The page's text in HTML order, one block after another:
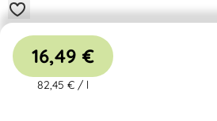
16,49 €
82,45 € / l